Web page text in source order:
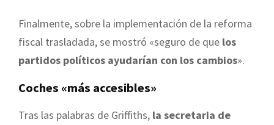
Finalmente, sobre la implementación de la reforma
fiscal trasladada, se mostró «seguro de que los
partidos políticos ayudarían con los cambios».
Coches «más accesibles»
Tras las palabras de Griffiths, la secretaria de